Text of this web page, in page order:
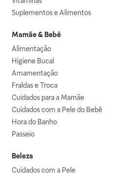
Suplementos e Alimentos
Mamãe & Bebê
Alimentação
Higiene Bucal
Amamentação
Fraldas e Troca
Cuidados para a Mamãe
Cuidados com a Pele do Bebê
Hora do Banho
Passeio
Beleza
Cuidados com a Pele